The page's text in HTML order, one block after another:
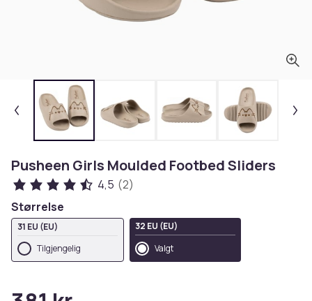
Pusheen Girls Moulded Footbed Sliders
4,5 (2)
Størrelse
31 EU (EU)
Tilgjengelig
32 EU (EU)
Valgt